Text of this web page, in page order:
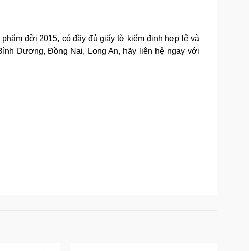
phẩm đời 2015, có đầy đủ giấy tờ kiểm định hợp lệ và
Dương, Đồng Nai, Long An, hãy liên hệ ngay với